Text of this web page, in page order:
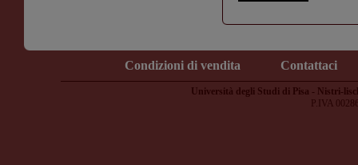
Condizioni di vendita Contattaci
Università degli Studi di Pisa - Nistri-
P.IVA